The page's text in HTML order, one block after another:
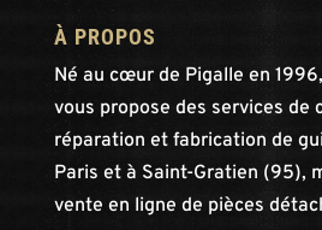
À PROPOS
Né au cœur de Pigalle en
vous propose des services de
réparation et fabrication de
Paris et à Saint-Gratien (95),
vente en ligne de pièces